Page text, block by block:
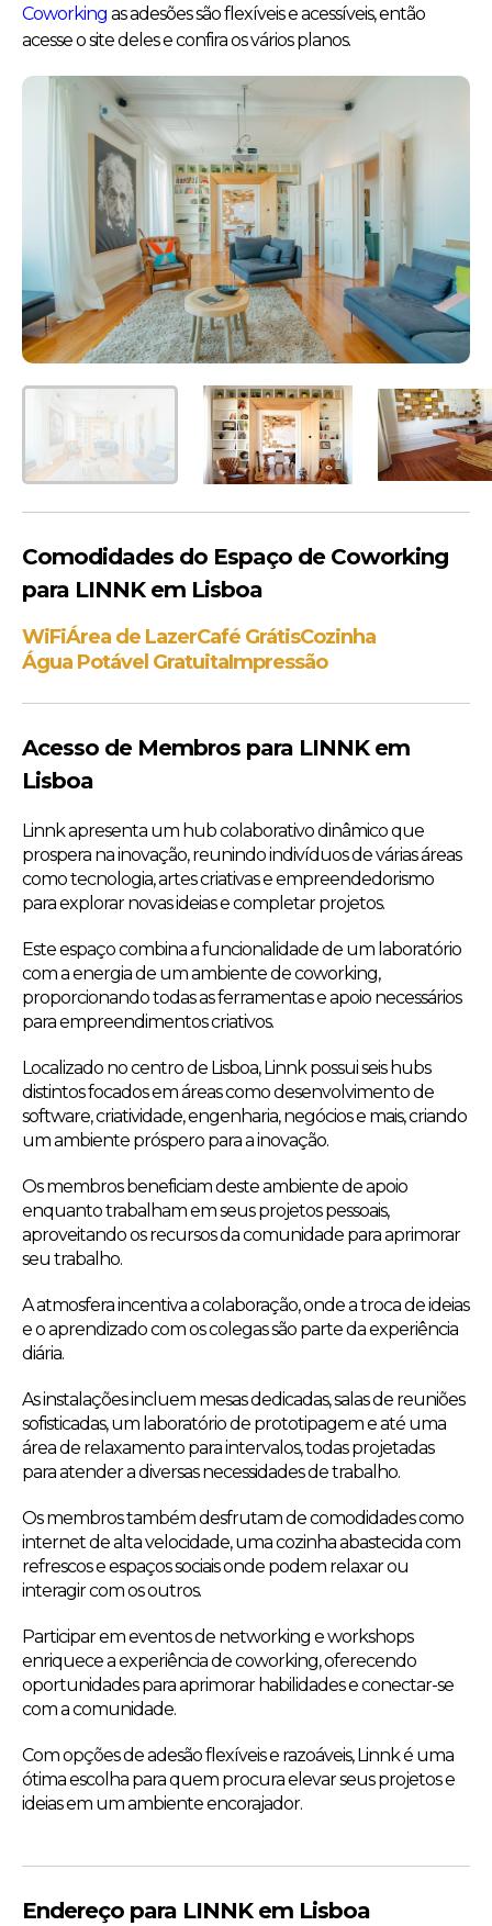
Coworking as adesões são flexíveis e acessíveis, então
acesse o site deles e confira os vários planos.
Comodidades do Espaço de Coworking
para LINNK em Lisboa
WiFiÁrea de LazerCafé GrátisCozinha
Água Potável GratuitaImpressão
Acesso de Membros para LINNK em
Lisboa
Linnk apresenta um hub colaborativo dinâmico que
prospera na inovação, reunindo indivíduos de várias áreas
como tecnologia, artes criativas e empreendedorismo
para explorar novas ideias e completar projetos.
Este espaço combina a funcionalidade de um laboratório
com a energia de um ambiente de coworking,
proporcionando todas as ferramentas e apoio necessários
para empreendimentos criativos.
Localizado no centro de Lisboa, Linnk possui seis hubs
distintos focados em áreas como desenvolvimento de
software, criatividade, engenharia, negócios e mais, criando
um ambiente próspero para a inovação.
Os membros beneficiam deste ambiente de apoio
enquanto trabalham em seus projetos pessoais,
aproveitando os recursos da comunidade para aprimorar
seu trabalho.
A atmosfera incentiva a colaboração, onde a troca de ideias
e o aprendizado com os colegas são parte da experiência
diária.
As instalações incluem mesas dedicadas, salas de reuniões
sofisticadas, um laboratório de prototipagem e até uma
área de relaxamento para intervalos, todas projetadas
para atender a diversas necessidades de trabalho.
Os membros também desfrutam de comodidades como
internet de alta velocidade, uma cozinha abastecida com
refrescos e espaços sociais onde podem relaxar ou
interagir com os outros.
Participar em eventos de networking e workshops
enriquece a experiência de coworking, oferecendo
oportunidades para aprimorar habilidades e conectar-se
com a comunidade.
Com opções de adesão flexíveis e razoáveis, Linnk é uma
ótima escolha para quem procura elevar seus projetos e
ideias em um ambiente encorajador.
Endereço para LINNK em Lisboa